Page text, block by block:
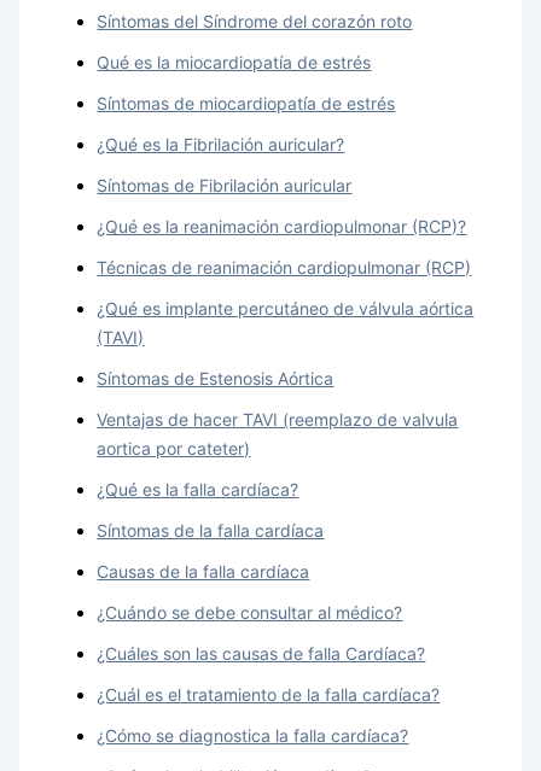
Síntomas del Síndrome del corazón roto
Qué es la miocardiopatía de estrés
Síntomas de miocardiopatía de estrés
¿Qué es la Fibrilación auricular?
Síntomas de Fibrilación auricular
¿Qué es la reanimación cardiopulmonar (RCP)?
Técnicas de reanimación cardiopulmonar (RCP)
¿Qué es implante percutáneo de válvula aórtica
(TAVI)
Síntomas de Estenosis Aórtica
Ventajas de hacer TAVI (reemplazo de valvula
aortica por cateter)
¿Qué es la falla cardíaca?
Síntomas de la falla cardíaca
Causas de la falla cardíaca
¿Cuándo se debe consultar al médico?
¿Cuáles son las causas de falla Cardíaca?
¿Cuál es el tratamiento de la falla cardíaca?
¿Cómo se diagnostica la falla cardíaca?